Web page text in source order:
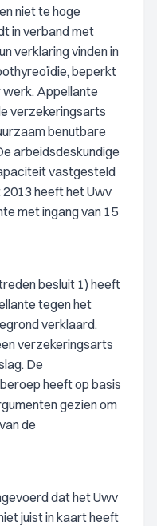
niet te hoge
in verband met
verklaring vinden in
beperkt
Appellante
verzekeringsarts
benutbare
arbeidsdeskundige
vastgesteld
2013 heeft het Uwv
met ingang van 15
besluit 1) heeft
tegen het
verklaard.
verzekeringsarts
De
heeft op basis
gezien om
de
dat het Uwv
juist in kaart heeft